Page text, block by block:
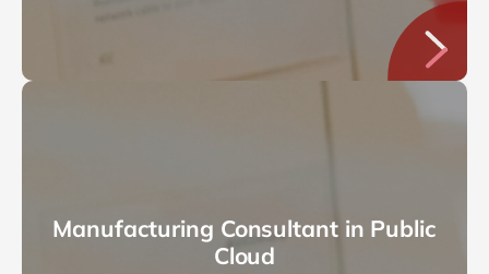
Manufacturing Consultant in Public
Cloud